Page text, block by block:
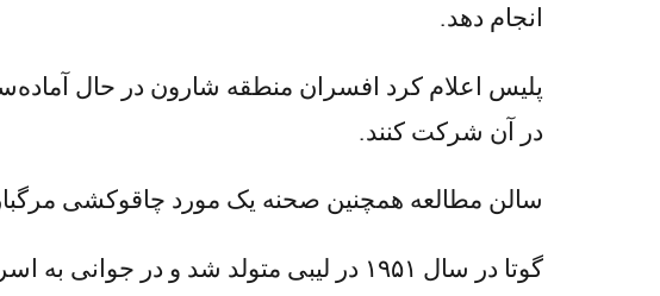
انجام دهد.
پلیس اعلام کرد افسران منطقه شارون در حال
در آن شرکت کنند.
سالن مطالعه همچنین صحنه یک مورد چاقوکشی مرگبار در سال ۲۰۰۹ بود که در آن یک دانش‌آموز
گوتا در سال ۱۹۵۱ در لیبی متولد شد و